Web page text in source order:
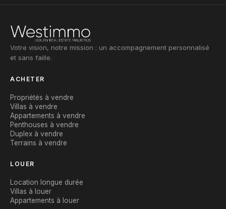
Votre vision, notre mission : un accompagnement personnalisé
et sans faille.
ACHETER
Propriétés à vendre
Villas à vendre
Appartements à vendre
Penthouses à vendre
Duplex à vendre
Terrains à vendre
LOUER
Location longue durée
Villas à louer
Appartements à louer